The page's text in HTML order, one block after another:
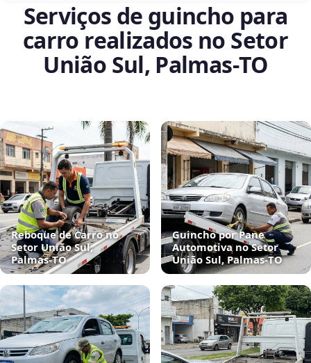
Serviços de guincho para
carro realizados no Setor
União Sul, Palmas‑TO
Reboque de Carro no
Setor União Sul,
Palmas‑TO
Guincho por Pane
Automotiva no Setor
União Sul, Palmas‑TO